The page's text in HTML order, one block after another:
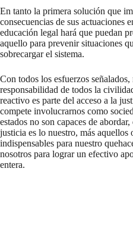
En tanto la primera solución que
consecuencias de sus actuaciones
educación legal hará que puedan
aquello para prevenir situaciones
sobrecargar el sistema.
Con todos los esfuerzos
responsabilidad de todos la
reactivo es parte del acceso a la
compete involucrarnos como
estados no son capaces de
justicia es lo nuestro, más
indispensables para nuestro
nosotros para lograr un efectivo
entera.